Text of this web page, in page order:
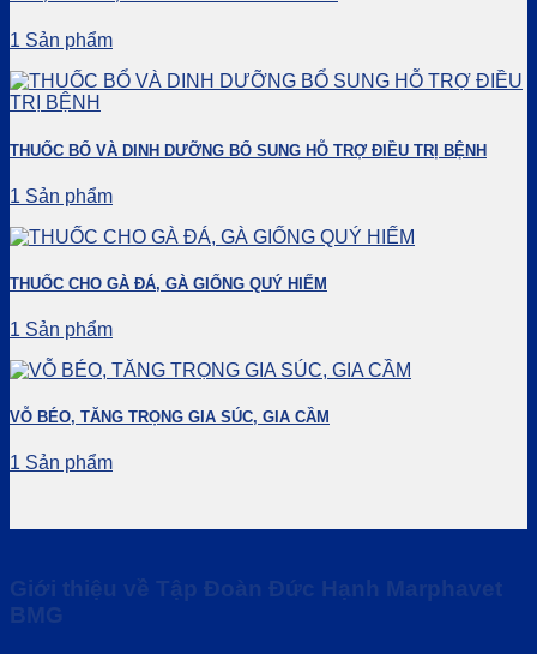
1 Sản phẩm
THUỐC BỔ VÀ DINH DƯỠNG BỔ SUNG HỖ TRỢ ĐIỀU TRỊ BỆNH
1 Sản phẩm
THUỐC CHO GÀ ĐÁ, GÀ GIỐNG QUÝ HIẾM
1 Sản phẩm
VỖ BÉO, TĂNG TRỌNG GIA SÚC, GIA CẦM
1 Sản phẩm
Giới thiệu về Tập Đoàn Đức Hạnh Marphavet
BMG